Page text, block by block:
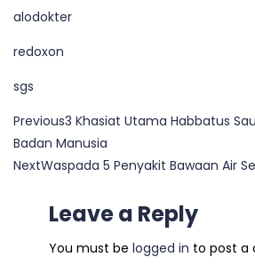
alodokter
redoxon
sgs
Previous3 Khasiat Utama Habbatus
Badan Manusia
NextWaspada 5 Penyakit Bawaan Air
Leave a Reply
You must be logged in to post a